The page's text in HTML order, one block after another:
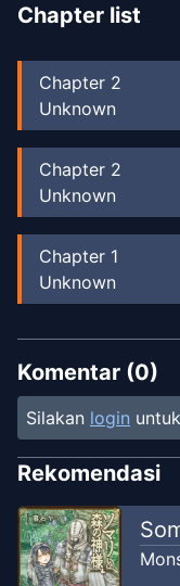
Chapter list
Chapter 2
Unknown
Chapter 2
Unknown
Chapter 1
Unknown
Komentar (0)
Silakan login
Rekomendasi